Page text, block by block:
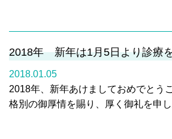
2018年 新年は1月5日より診療
2018.01.05
2018年、新年あけましておめでとう
格別の御厚情を賜り、厚く御礼を申し